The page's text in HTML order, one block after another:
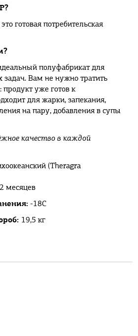
готовая потребительская
полуфабрикат для
Вам не нужно тратить
продукт уже готов к
для жарки, запекания,
на пару, добавления в супы
качество в каждой
(Theragra
месяцев
-18С
19,5 кг